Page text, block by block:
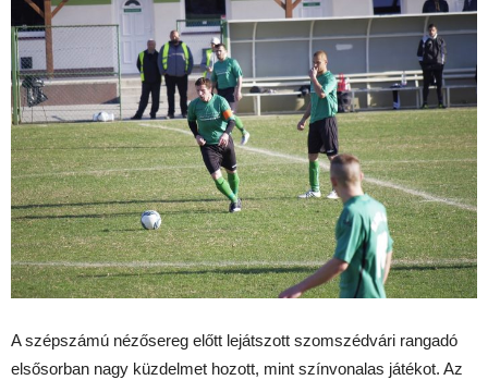
A szépszámú nézősereg előtt lejátszott szomszédvári rangadó
elsősorban nagy küzdelmet hozott, mint színvonalas játékot. Az